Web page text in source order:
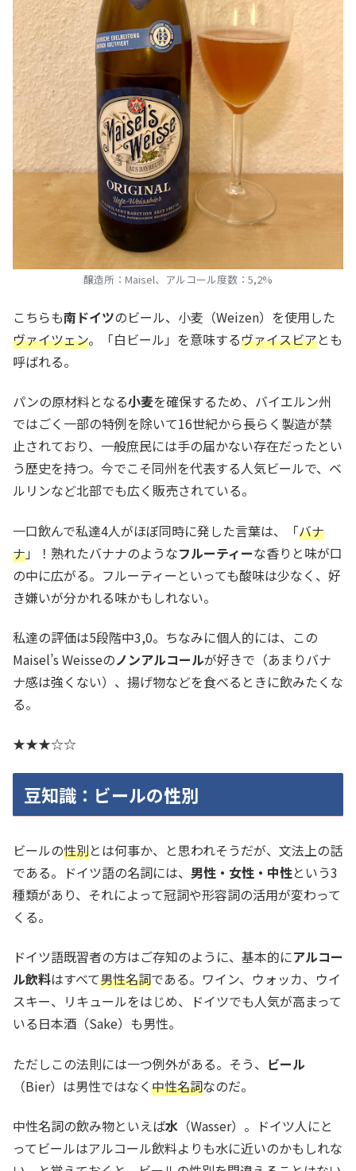
醸造所：Maisel、アルコール度数：5,2%
こちらも南ドイツのビール、小麦（Weizen）を使用した
ヴァイツェン。「白ビール」を意味するヴァイスビアとも
呼ばれる。
パンの原材料となる小麦を確保するため、バイエルン州
ではごく一部の特例を除いて16世紀から長らく製造が禁
止されており、一般庶民には手の届かない存在だったとい
う歴史を持つ。今でこそ同州を代表する人気ビールで、ベ
ルリンなど北部でも広く販売されている。
一口飲んで私達4人がほぼ同時に発した言葉は、「バナ
ナ」！熟れたバナナのようなフルーティーな香りと味が口
の中に広がる。フルーティーといっても酸味は少なく、好
き嫌いが分かれる味かもしれない。
私達の評価は5段階中3,0。ちなみに個人的には、この
Maisel’s Weisseのノンアルコールが好きで（あまりバナ
ナ感は強くない）、揚げ物などを食べるときに飲みたくな
る。
★★★☆☆
豆知識：ビールの性別
ビールの性別とは何事か、と思われそうだが、文法上の話
である。ドイツ語の名詞には、 男性・女性・中性という3
種類があり、それによって冠詞や形容詞の活用が変わって
くる。
ドイツ語既習者の方はご存知のように、基本的にアルコー
ル飲料はすべて男性名詞である。ワイン、ウォッカ、ウイ
スキー、リキュールをはじめ、ドイツでも人気が高まって
いる日本酒（Sake）も男性。
ただしこの法則には一つ例外がある。そう、 ビール
（Bier）は男性ではなく中性名詞なのだ。
中性名詞の飲み物といえば水 （Wasser）。ドイツ人にと
ってビールはアルコール飲料よりも水に近いのかもしれな